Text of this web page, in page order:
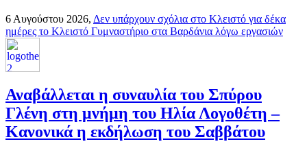
6 Αυγούστου 2026, Δεν υπάρχουν σχόλια στο Κλειστό για δέκα
ημέρες το Κλειστό Γυμναστήριο στα Βαρδάνια λόγω εργασιών
Αναβάλλεται η συναυλία του Σπύρου
Γλένη στη μνήμη του Ηλία Λογοθέτη –
Κανονικά η εκδήλωση του Σαββάτου